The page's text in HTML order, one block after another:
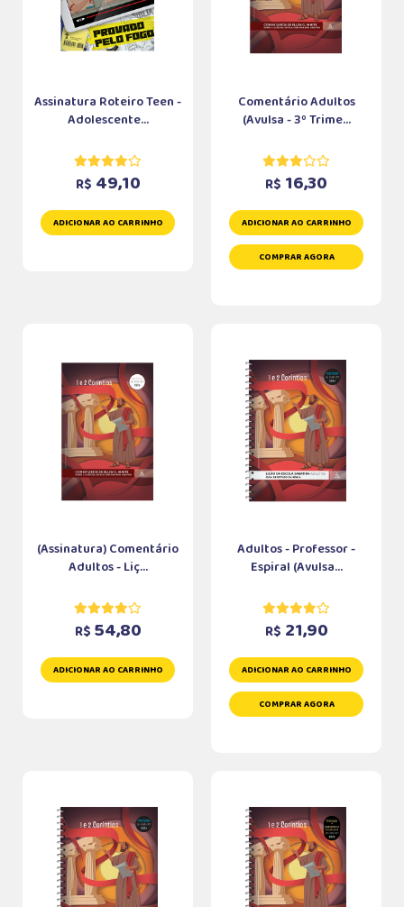
Assinatura Roteiro Teen -
Adolescente...
R$ 49,10
ADICIONAR AO CARRINHO
Comentário Adultos
(Avulsa - 3º Trime...
R$ 16,30
ADICIONAR AO CARRINHO
COMPRAR AGORA
(Assinatura) Comentário
Adultos - Liç...
R$ 54,80
ADICIONAR AO CARRINHO
Adultos - Professor -
Espiral (Avulsa...
R$ 21,90
ADICIONAR AO CARRINHO
COMPRAR AGORA